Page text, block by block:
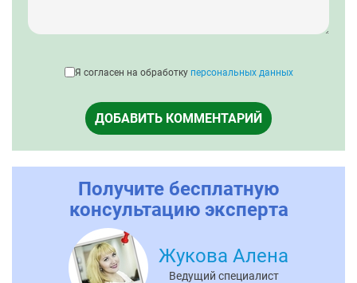
Я согласен на обработку персональных данных
ДОБАВИТЬ КОММЕНТАРИЙ
Получите бесплатную
консультацию эксперта
Жукова Алена
Ведущий специалист